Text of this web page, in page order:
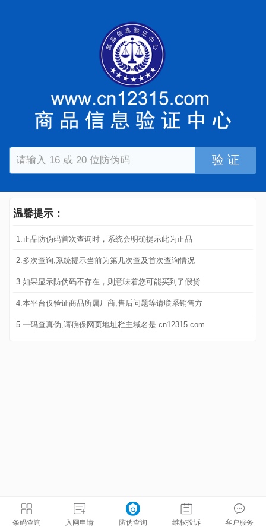
验 证
温馨提示：
1.正品防伪码首次查询时，系统会明确提示此为正品
2.多次查询,系统提示当前为第几次查及首次查询情况
3.如果显示防伪码不存在，则意味着您可能买到了假货
4.本平台仅验证商品所属厂商,售后问题等请联系销售方
5.一码查真伪,请确保网页地址栏主域名是 cn12315.com
条码查询 入网申请 防伪查询 维权投诉 客户服务